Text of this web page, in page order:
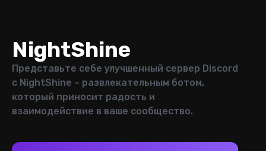
NightShine
Представьте себе улучшенный сервер Discord
с NightShine – развлекательным ботом,
который приносит радость и
взаимодействие в ваше сообщество.